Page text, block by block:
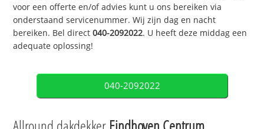
voor een offerte en/of advies kunt u ons bereiken via
onderstaand servicenummer. Wij zijn dag en nacht
bereiken. Bel direct040-2092022. U heeft deze middag een
adequate oplossing!
040-2092022